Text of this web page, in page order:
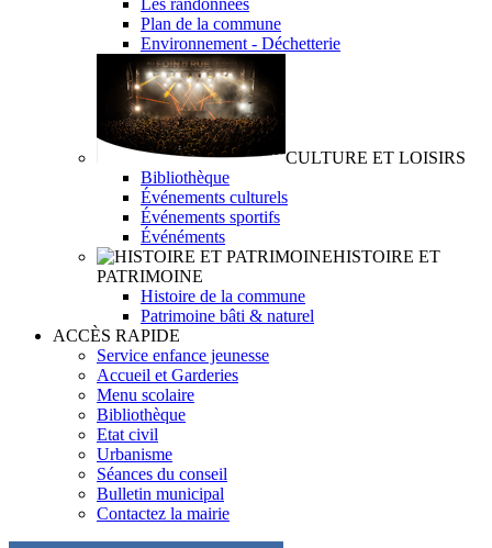
Plan de la commune
Environnement - Déchetterie
CULTURE ET LOISIRS
Bibliothèque
Événements culturels
Événements sportifs
Événéments
HISTOIRE ET
PATRIMOINE
Histoire de la commune
Patrimoine bâti & naturel
ACCÈS RAPIDE
Service enfance jeunesse
Accueil et Garderies
Menu scolaire
Bibliothèque
Etat civil
Urbanisme
Séances du conseil
Bulletin municipal
Contactez la mairie